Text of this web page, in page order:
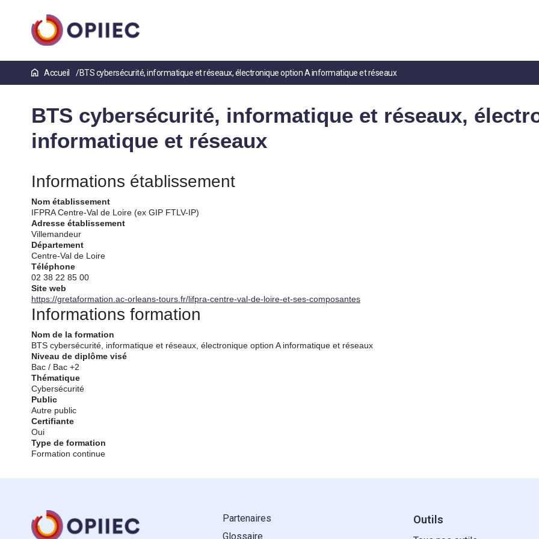
contenu
Accueil BTS cybersécurité, informatique et réseaux, électronique option A informatique et réseaux
BTS cybersécurité, informatique et réseaux,
informatique et réseaux
Informations établissement
Nom établissement
IFPRA Centre-Val de Loire (ex GIP FTLV-IP)
Adresse établissement
Villemandeur
Département
Centre-Val de Loire
Téléphone
02 38 22 85 00
Site web
https://gretaformation.ac-orleans-tours.fr/lifpra-centre-val-de-loire-et-ses-composantes
Informations formation
Nom de la formation
BTS cybersécurité, informatique et réseaux, électronique option A informatique et réseaux
Niveau de diplôme visé
Bac / Bac +2
Thématique
Cybersécurité
Public
Autre public
Certifiante
Oui
Type de formation
Formation continue
Partenaires
Glossaire
Outils